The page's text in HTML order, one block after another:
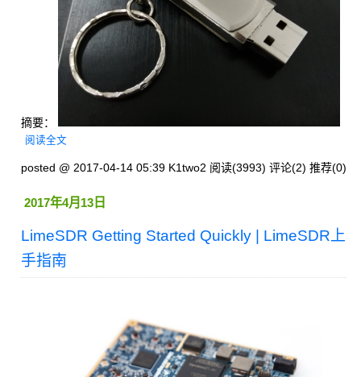
摘要：
阅读全文
posted @ 2017-04-14 05:39 K1two2 阅读(3993) 评论(2) 推荐(0)
2017年4月13日
LimeSDR Getting Started Quickly | LimeSDR上
手指南